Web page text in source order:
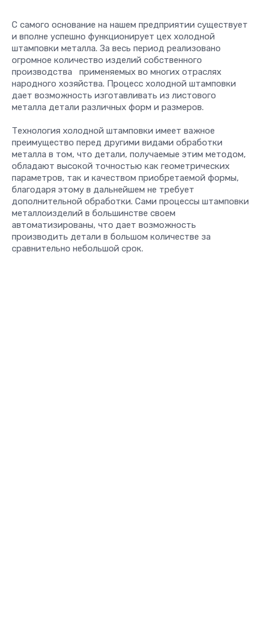
С самого основание на нашем предприятии существует
и вполне успешно функционирует цех холодной
штамповки металла. За весь период реализовано
огромное количество изделий собственного
производства применяемых во многих отраслях
народного хозяйства. Процесс холодной штамповки
дает возможность изготавливать из листового
металла детали различных форм и размеров.
Технология холодной штамповки имеет важное
преимущество перед другими видами обработки
металла в том, что детали, получаемые этим методом,
обладают высокой точностью как геометрических
параметров, так и качеством приобретаемой формы,
благодаря этому в дальнейшем не требует
дополнительной обработки. Сами процессы штамповки
металлоизделий в большинстве своем
автоматизированы, что дает возможность
производить детали в большом количестве за
сравнительно небольшой срок.